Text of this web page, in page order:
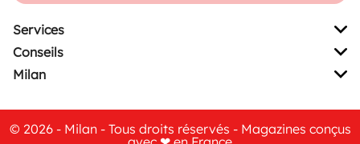
Services
Conseils
Milan
© 2026 - Milan - Tous droits réservés - Magazines conçus